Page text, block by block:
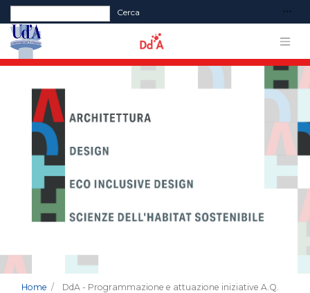
Form di ricerca
Cerca
Home DdA - Programmazione e attuazione iniziative A.Q.